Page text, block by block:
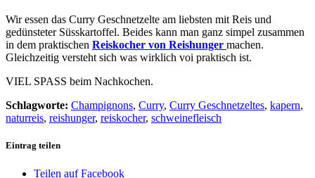
Wir essen das Curry Geschnetzelte am liebsten mit Reis und
gedünsteter Süsskartoffel. Beides kann man ganz simpel zusammen
in dem praktischen Reiskocher von Reishunger machen.
Gleichzeitig versteht sich was wirklich voi praktisch ist.
VIEL SPASS beim Nachkochen.
Schlagworte: Champignons, Curry, Curry Geschnetzeltes, kapern,
naturreis, reishunger, reiskocher, schweinefleisch
Eintrag teilen
Teilen auf Facebook